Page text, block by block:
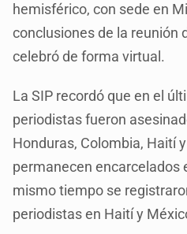
hemisférico, con sede en
conclusiones de la reunión
celebró de forma virtual.
La SIP recordó que en el
periodistas fueron
Honduras, Colombia, Haití
permanecen encarcelados
mismo tiempo se
periodistas en Haití y